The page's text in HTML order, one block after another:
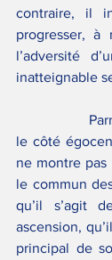
contraire, il
progresser, à
l’adversité
inatteignable
le côté
ne montre pas
le commun
qu’il s’agit
ascension,
principal de